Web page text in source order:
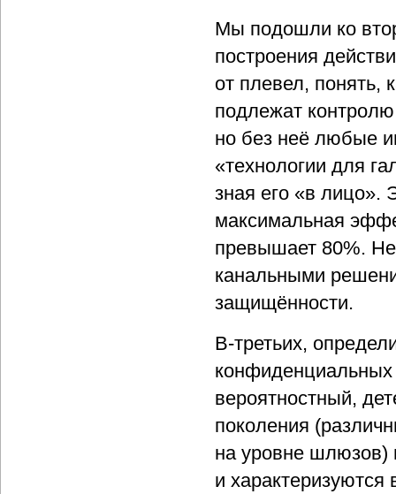
Мы подошли ко
построения
от плевел,
подлежат
но без неё любые
«технологии для
зная его «в лицо».
максимальная
превышает 80%.
канальными
защищённости.
В-третьих,
вероятностный,
поколения
на уровне шлюзов)
и